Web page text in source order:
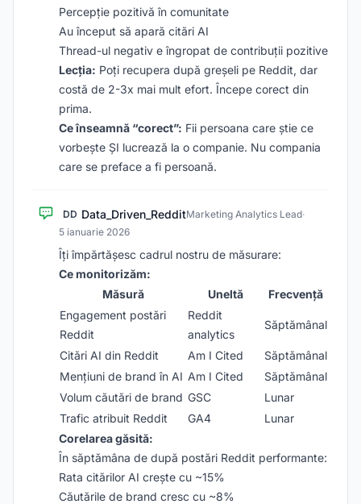
Percepție pozitivă în comunitate
Au început să apară citări AI
Thread-ul negativ e îngropat de contribuții pozitive
Lecția: Poți recupera după greșeli pe Reddit, dar
costă de 2-3x mai mult efort. Începe corect din
prima.
Ce înseamnă “corect”: Fii persoana care știe ce
vorbește ȘI lucrează la o companie. Nu compania
care se preface a fi persoană.
DD Data_Driven_RedditMarketing Analytics Lead·
5 ianuarie 2026
Îți împărtășesc cadrul nostru de măsurare:
Ce monitorizăm:
Măsură
Uneltă
Frecvență
Engagement postări
Reddit
Reddit
analytics
Săptămânal
Citări AI din Reddit Am I Cited
Săptămânal
Mențiuni de brand în AI Am I Cited
Săptămânal
Volum căutări de brand GSC
Lunar
Trafic atribuit Reddit
GA4
Lunar
Corelarea găsită:
În săptămâna de după postări Reddit performante:
Rata citărilor AI crește cu ~15%
Căutările de brand cresc cu ~8%